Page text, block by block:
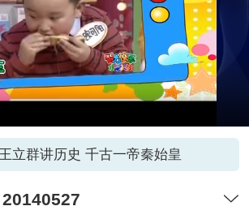
立群讲历史 千古一帝秦始皇
20140527